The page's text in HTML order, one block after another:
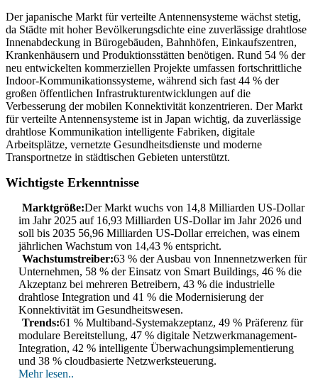
Der japanische Markt für verteilte Antennensysteme wächst stetig,
da Städte mit hoher Bevölkerungsdichte eine zuverlässige drahtlose
Innenabdeckung in Bürogebäuden, Bahnhöfen, Einkaufszentren,
Krankenhäusern und Produktionsstätten benötigen. Rund 54 % der
neu entwickelten kommerziellen Projekte umfassen fortschrittliche
Indoor-Kommunikationssysteme, während sich fast 44 % der
großen öffentlichen Infrastrukturentwicklungen auf die
Verbesserung der mobilen Konnektivität konzentrieren. Der Markt
für verteilte Antennensysteme ist in Japan wichtig, da zuverlässige
drahtlose Kommunikation intelligente Fabriken, digitale
Arbeitsplätze, vernetzte Gesundheitsdienste und moderne
Transportnetze in städtischen Gebieten unterstützt.
Wichtigste Erkenntnisse
Marktgröße:Der Markt wuchs von 14,8 Milliarden US-Dollar
im Jahr 2025 auf 16,93 Milliarden US-Dollar im Jahr 2026 und
soll bis 2035 56,96 Milliarden US-Dollar erreichen, was einem
jährlichen Wachstum von 14,43 % entspricht.
Wachstumstreiber:63 % der Ausbau von Innennetzwerken für
Unternehmen, 58 % der Einsatz von Smart Buildings, 46 % die
Akzeptanz bei mehreren Betreibern, 43 % die industrielle
drahtlose Integration und 41 % die Modernisierung der
Konnektivität im Gesundheitswesen.
Trends:61 % Multiband-Systemakzeptanz, 49 % Präferenz für
modulare Bereitstellung, 47 % digitale Netzwerkmanagement-
Integration, 42 % intelligente Überwachungsimplementierung
und 38 % cloudbasierte Netzwerksteuerung.
Mehr lesen..